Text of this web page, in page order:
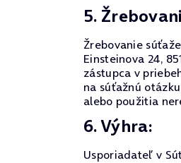
5.
Žrebovanie
Einsteinova 24,
zástupca v
na súťažnú
alebo použitia
6. Výhra:
Usporiadateľ v